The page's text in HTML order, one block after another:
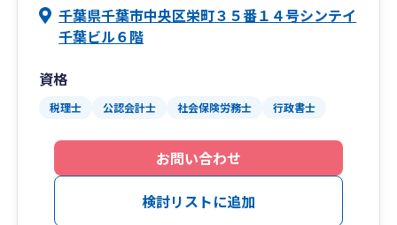
千葉県千葉市中央区栄町３５番１４号シンテイ
千葉ビル６階
資格
税理士 公認会計士 社会保険労務士 行政書士
お問い合わせ
検討リストに追加